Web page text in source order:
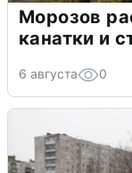
Морозов
канатки и
6 августа 0